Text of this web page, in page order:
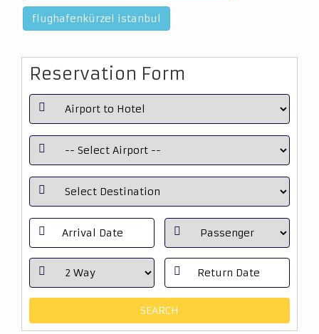
flughafenkürzel istanbul
Reservation Form